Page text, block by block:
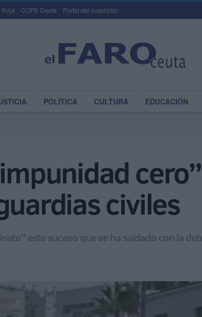
Roja COPE Ceuta Portal del suscriptor
POLÍTICA CULTURA EDUCACIÓN
civiles
este suceso que se ha saldado con la